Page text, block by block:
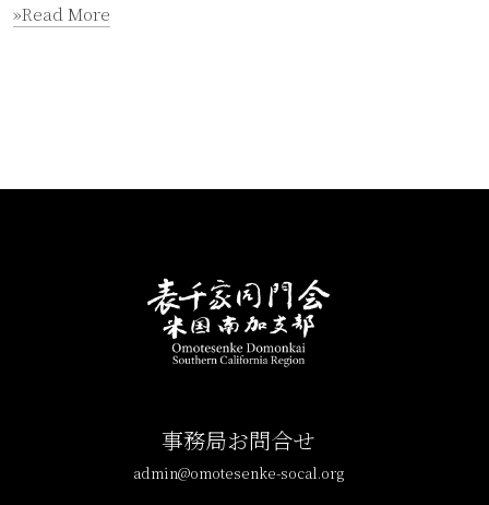
»Read More
事務局お問合せ
admin@omotesenke-socal.org